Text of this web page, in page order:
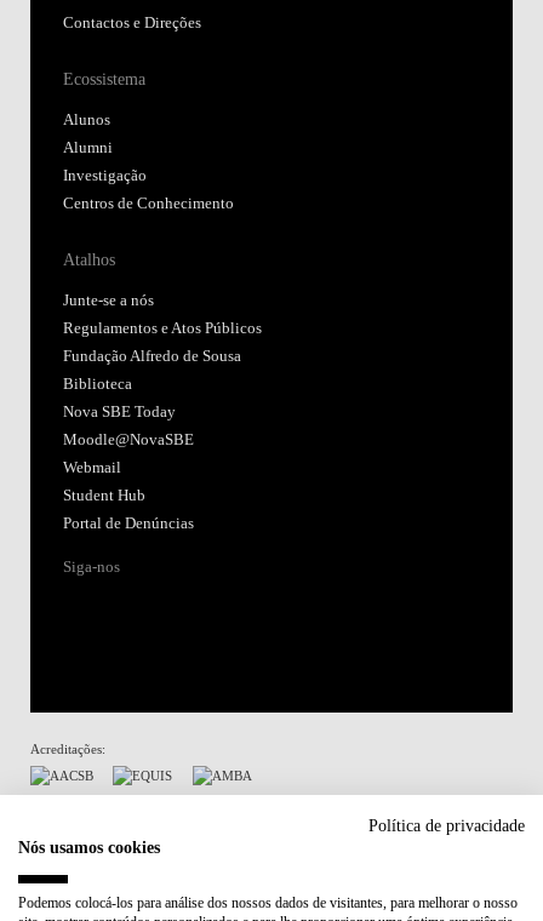
Contactos e Direções
Ecossistema
Alunos
Alumni
Investigação
Centros de Conhecimento
Atalhos
Junte-se a nós
Regulamentos e Atos Públicos
Fundação Alfredo de Sousa
Biblioteca
Nova SBE Today
Moodle@NovaSBE
Webmail
Student Hub
Portal de Denúncias
Siga-nos
Acreditações:
Participa em:
Política de privacidade
Nós usamos cookies
Podemos colocá-los para análise dos nossos dados de visitantes, para melhorar o nosso